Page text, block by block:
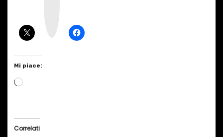
Mi piace:
C
Correlati